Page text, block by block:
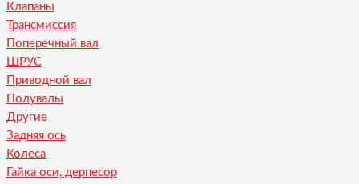
Клапаны
Трансмиссия
Поперечный вал
ШРУС
Приводной вал
Полувалы
Другие
Задняя ось
Колеса
Гайка оси, дерпесор